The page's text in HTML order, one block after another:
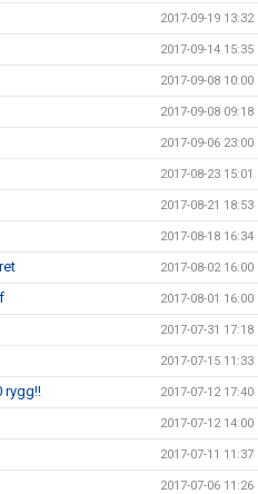
2017-09-19 13:32
2017-09-14 15:35
2017-09-08 10:00
2017-09-08 09:18
2017-09-06 23:00
2017-08-23 15:01
2017-08-21 18:53
2017-08-18 16:34
2017-08-02 16:00
2017-08-01 16:00
2017-07-31 17:18
2017-07-15 11:33
rygg!! 2017-07-12 17:40
2017-07-12 14:00
2017-07-11 11:37
2017-07-06 11:26